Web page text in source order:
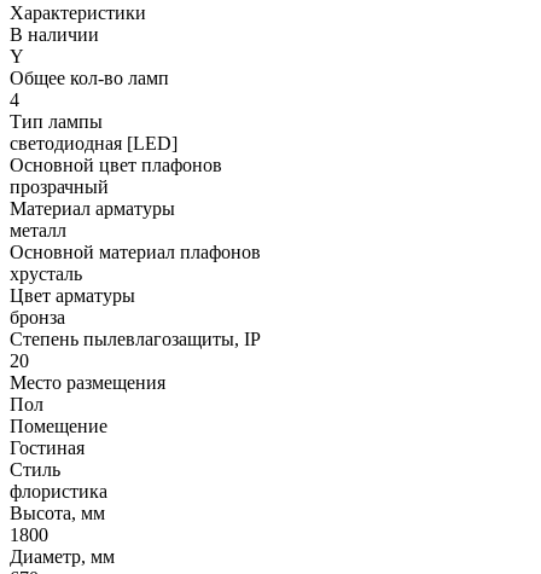
Характеристики
В наличии
Y
Общее кол-во ламп
4
Тип лампы
светодиодная [LED]
Основной цвет плафонов
прозрачный
Материал арматуры
металл
Основной материал плафонов
хрусталь
Цвет арматуры
бронза
Степень пылевлагозащиты, IP
20
Место размещения
Пол
Помещение
Гостиная
Стиль
флористика
Высота, мм
1800
Диаметр, мм